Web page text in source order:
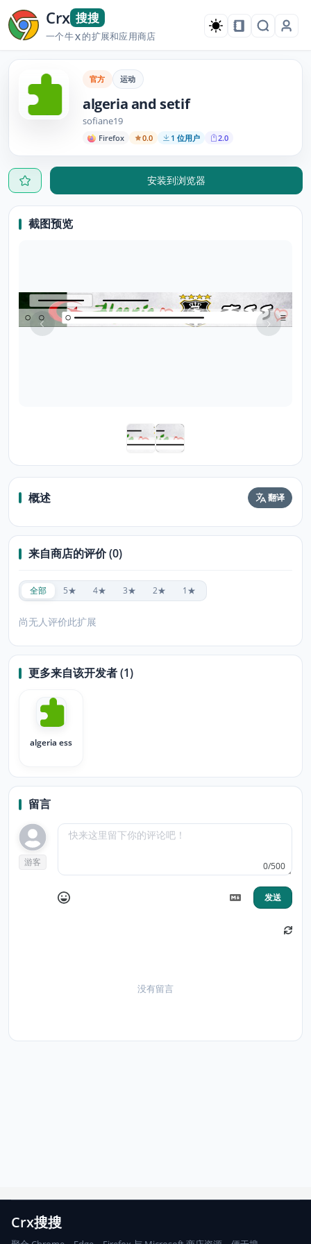
Crx 搜搜
一个牛X的扩展和应用商店
官方 运动
algeria and setif
sofiane19
Firefox 0.0 1 位用户 2.0
安装到浏览器
截图预览
概述 翻译
来自商店的评价 (0)
全部 5★ 4★ 3★ 2★ 1★
尚无人评价此扩展
更多来自该开发者 (1)
algeria ess
留言
游客 0/500
发送
没有留言
Crx搜搜